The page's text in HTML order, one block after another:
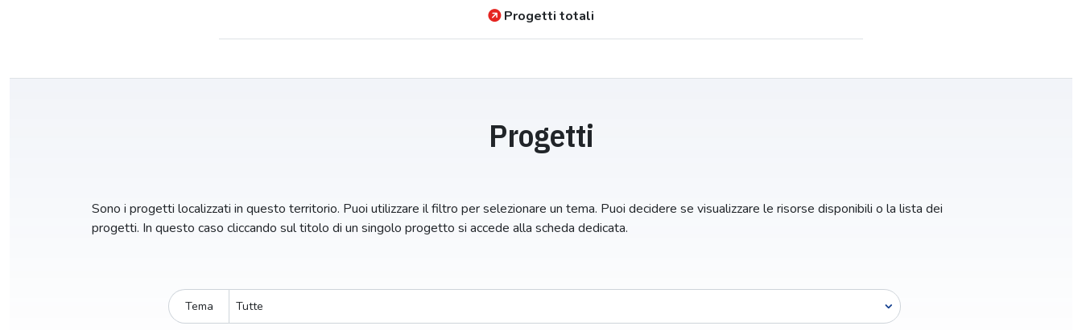
Progetti totali
Progetti
Sono i progetti localizzati in questo territorio. Puoi utilizzare il filtro per selezionare un tema. Puoi decidere se visualizzare le risorse disponibili o la lista dei
progetti. In questo caso cliccando sul titolo di un singolo progetto si accede alla scheda dedicata.
Tema